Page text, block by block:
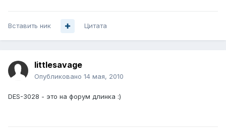
Вставить ник Цитата
littlesavage
Опубликовано 14 мая, 2010
DES-3028 - это на форум длинка :)